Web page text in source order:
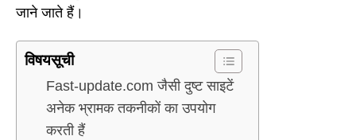
जाने जाते हैं।
विषयसूची
Fast-update.com जैसी दुष्ट साइटें
अनेक भ्रामक तकनीकों का उपयोग
करती हैं